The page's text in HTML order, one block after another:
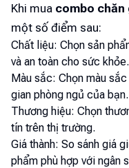
Khi mua combo chăn
một số điểm sau:
Chất liệu: Chọn sản
và an toàn cho sức khỏe.
Màu sắc: Chọn màu
gian phòng ngủ của bạn.
Thương hiệu: Chọn
tín trên thị trường.
Giá thành: So sánh giá
phẩm phù hợp với ngân